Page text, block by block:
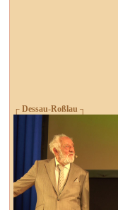
┌ Dessau-Roßlau ┐